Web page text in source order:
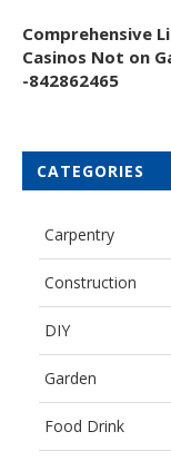
Comprehensive
Casinos Not on
-842862465
CATEGORIES
Carpentry
Construction
DIY
Garden
Food Drink